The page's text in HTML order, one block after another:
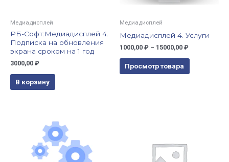
Медиадисплей
РБ-Софт:Медиадисплей 4.
Подписка на обновления
экрана сроком на 1 год
3000,00 ₽
В корзину
Медиадисплей
Медиадисплей 4. Услуги
1000,00 ₽ – 15000,00 ₽
Просмотр товара